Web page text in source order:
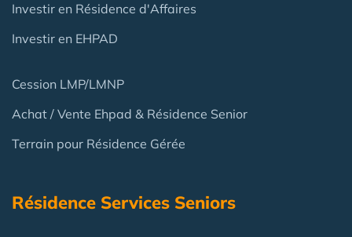
Investir en Résidence d'Affaires
Investir en EHPAD
Cession LMP/LMNP
Achat / Vente Ehpad & Résidence Senior
Terrain pour Résidence Gérée
Résidence Services Seniors